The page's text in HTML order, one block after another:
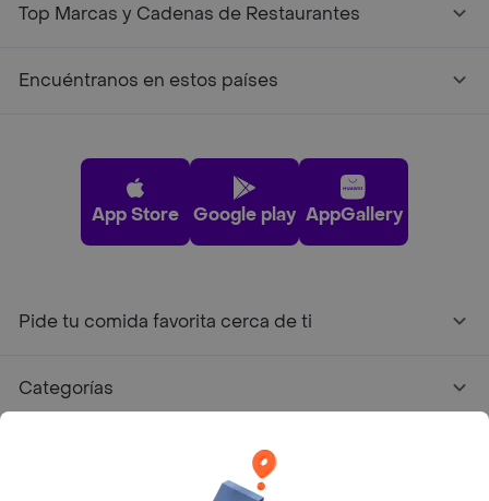
Top Marcas y Cadenas de Restaurantes
Encuéntranos en estos países
App Store Google play AppGallery
Pide tu comida favorita cerca de ti
Categorías